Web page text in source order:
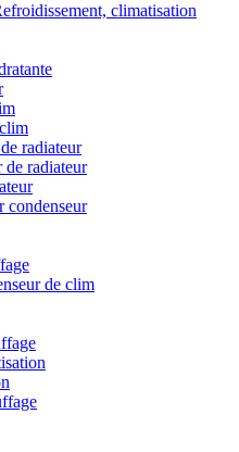
climatisation
radiateur
de radiateur
condenseur
de clim